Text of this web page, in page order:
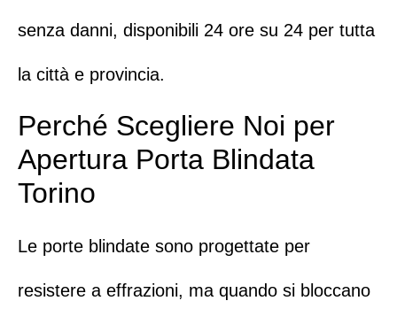
senza danni, disponibili 24 ore su 24 per tutta
la città e provincia.
Perché Scegliere Noi per
Apertura Porta Blindata
Torino
Le porte blindate sono progettate per
resistere a effrazioni, ma quando si bloccano